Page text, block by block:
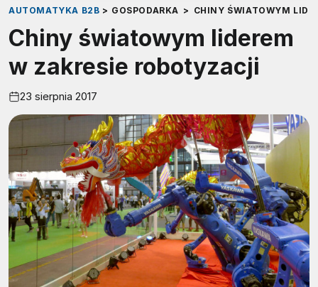
AUTOMATYKA B2B > GOSPODARKA > CHINY ŚWIATOWYM
Chiny światowym liderem
w zakresie robotyzacji
23 sierpnia 2017